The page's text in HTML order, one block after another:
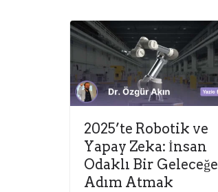
2025’te Robotik ve
Yapay Zeka: İnsan
Odaklı Bir Geleceğe
Adım Atmak